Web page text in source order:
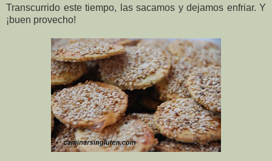
Transcurrido este tiempo, las sacamos y dejamos enfriar. Y
¡buen provecho!